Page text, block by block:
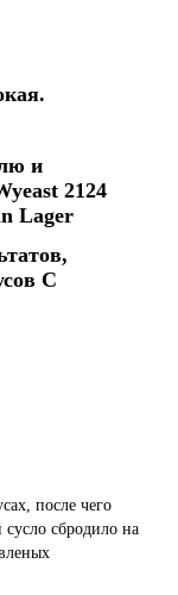
и
2124
Lager
С
после чего
сусло сбродило на